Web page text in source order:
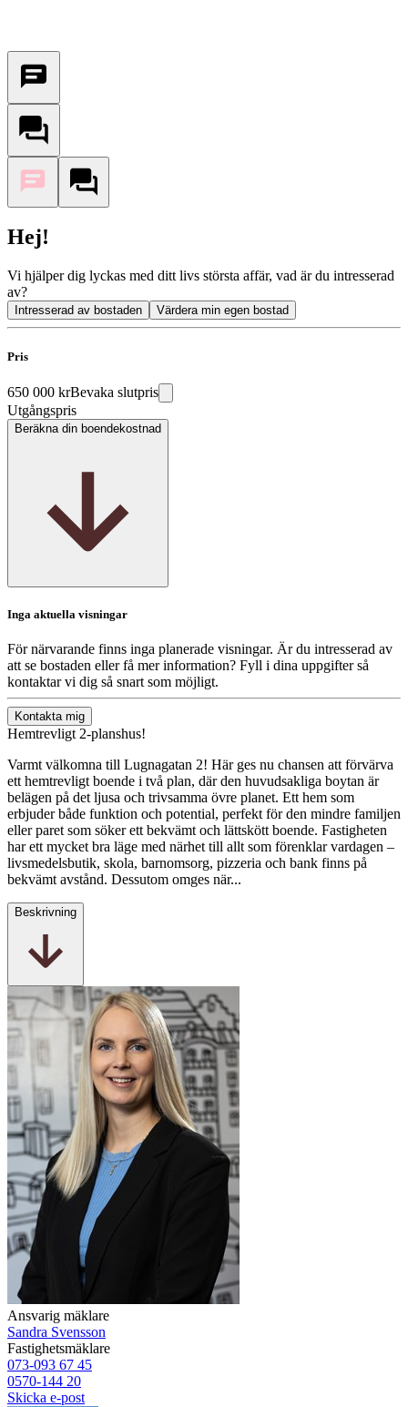
Hej!
Vi hjälper dig lyckas med ditt livs största affär, vad är du intresserad
av?
Intresserad av bostaden Värdera min egen bostad
Pris
650 000 krBevaka slutpris
Utgångspris
Beräkna din boendekostnad
Inga aktuella visningar
För närvarande finns inga planerade visningar. Är du intresserad av
att se bostaden eller få mer information? Fyll i dina uppgifter så
kontaktar vi dig så snart som möjligt.
Kontakta mig
Hemtrevligt 2-planshus!
Varmt välkomna till Lugnagatan 2! Här ges nu chansen att förvärva
ett hemtrevligt boende i två plan, där den huvudsakliga boytan är
belägen på det ljusa och trivsamma övre planet. Ett hem som
erbjuder både funktion och potential, perfekt för den mindre familjen
eller paret som söker ett bekvämt och lättskött boende. Fastigheten
har ett mycket bra läge med närhet till allt som förenklar vardagen –
livsmedelsbutik, skola, barnomsorg, pizzeria och bank finns på
bekvämt avstånd. Dessutom omges när...
Beskrivning
Ansvarig mäklare
Sandra Svensson
Fastighetsmäklare
073-093 67 45
0570-144 20
Skicka e-post